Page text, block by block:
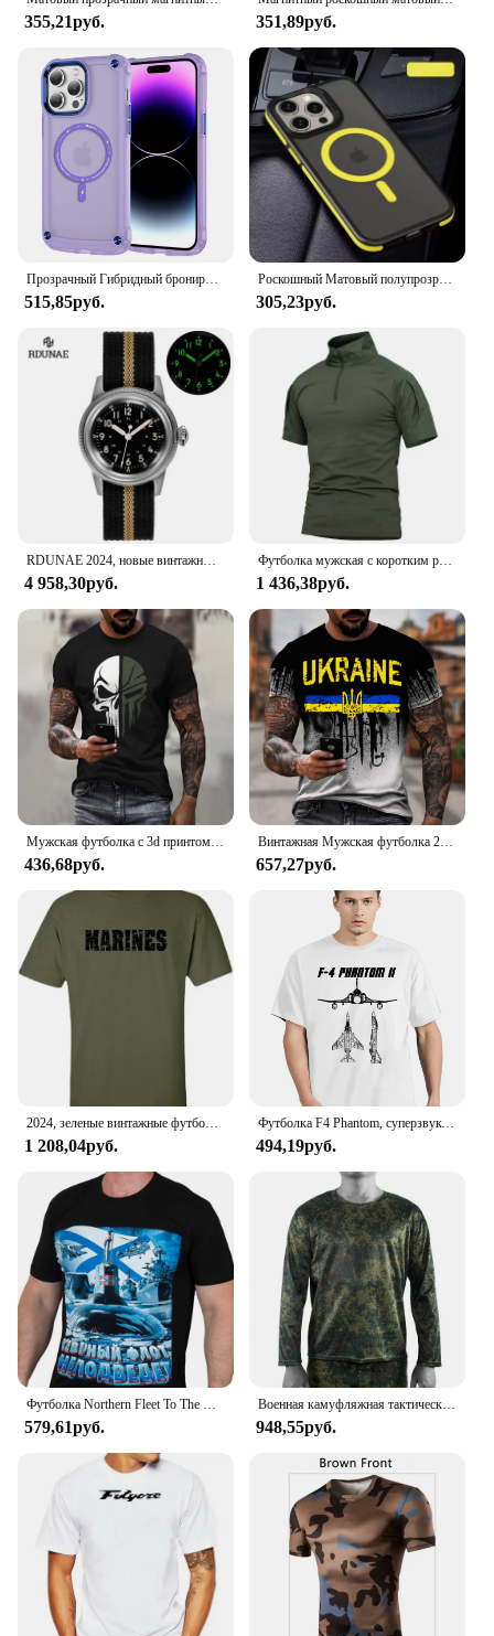
355,21руб. 351,89руб.
Прозрачный Гибридный бронированный ударопрочный чехол для iPhone 11 12 13 14 15 Pro Max Magsafe, магнитный бампер из ТПУ, жесткий пластиковый чехол для телефона
515,85руб.
Роскошный Матовый полупрозрачный бронированный ударопрочный Магнитный чехол для iPhone 16 15 11 13 12 14 Pro Max Plus Magsafe Беспроводная зарядка
305,23руб.
RDUNAE 2024, новые винтажные военные часы 2035, кварцевые часы K1, минеральное стекло, кристалл, нержавеющая сталь, светящиеся мужские часы
4 958,30руб.
Футболка мужская с коротким рукавом, хлопок, на молнии, стиль милитари, тактическая рубашка для солдат, страйкбола, лето 1/4
1 436,38руб.
Мужская футболка с 3d принтом в стиле милитари, патриотический череп, футболка с круглым вырезом, футболка большого размера, футболка с короткими рукавами, спортивная одежда, мужская одежда, топ
436,68руб.
Винтажная Мужская футболка 2023, футболка с эмблемой украинской армии 3d, хлопковая Футболка с логотипом украинского флага
657,27руб.
2024, зеленые винтажные футболки с логотипом морской пехоты США, размеры S-5xl, футболка большого размера, футболки с рисунком, забавные футболки в стиле Харадзюку
1 208,04руб.
Футболка F4 Phantom, суперзвуковая Военная Футболка США, новая модная футболка унисекс, Забавные топы, футболки, летняя хлопковая Футболка с круглым вырезом
494,19руб.
Футболка Northern Fleet To The Футболки Армейская военная мужская одежда Русский дизайн Мужская футболка Летняя футболка
579,61руб.
Военная камуфляжная тактическая Боевая длинная футболка для тренировок охоты быстросохнущие футболки для спортзала 4XL
948,55руб.